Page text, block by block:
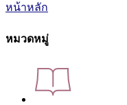
หน้าหลัก
หมวดหมู่